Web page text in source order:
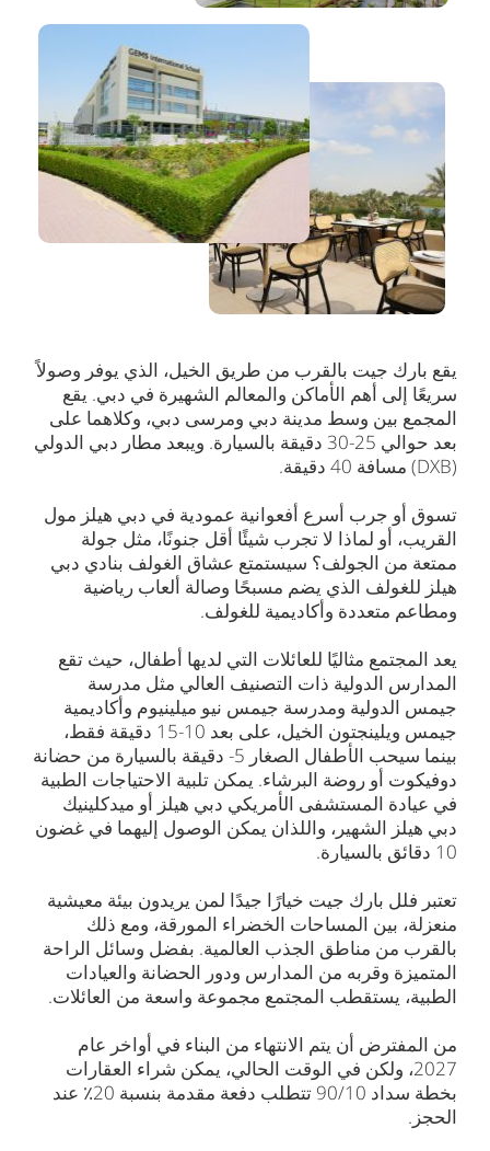
يقع بارك جيت بالقرب من طريق الخيل، الذي يوفر وصولاً
سريعًا إلى أهم الأماكن والمعالم الشهيرة في دبي. يقع
المجمع بين وسط مدينة دبي ومرسى دبي، وكلاهما على
بعد حوالي 25-30 دقيقة بالسيارة. ويبعد مطار دبي الدولي
(DXB) مسافة 40 دقيقة.
تسوق أو جرب أسرع أفعوانية عمودية في دبي هيلز مول
القريب، أو لماذا لا تجرب شيئًا أقل جنونًا، مثل جولة
ممتعة من الجولف؟ سيستمتع عشاق الغولف بنادي دبي
هيلز للغولف الذي يضم مسبحًا وصالة ألعاب رياضية
ومطاعم متعددة وأكاديمية للغولف.
يعد المجتمع مثاليًا للعائلات التي لديها أطفال، حيث تقع
المدارس الدولية ذات التصنيف العالي مثل مدرسة
جيمس الدولية ومدرسة جيمس نيو ميلينيوم وأكاديمية
جيمس ويلينجتون الخيل، على بعد 10-15 دقيقة فقط،
بينما سيحب الأطفال الصغار 5- دقيقة بالسيارة من حضانة
دوفيكوت أو روضة البرشاء. يمكن تلبية الاحتياجات الطبية
في عيادة المستشفى الأمريكي دبي هيلز أو ميدكلينيك
دبي هيلز الشهير، واللذان يمكن الوصول إليهما في غضون
10 دقائق بالسيارة.
تعتبر فلل بارك جيت خيارًا جيدًا لمن يريدون بيئة معيشية
منعزلة، بين المساحات الخضراء المورقة، ومع ذلك
بالقرب من مناطق الجذب العالمية. بفضل وسائل الراحة
المتميزة وقربه من المدارس ودور الحضانة والعيادات
الطبية، يستقطب المجتمع مجموعة واسعة من العائلات.
من المفترض أن يتم الانتهاء من البناء في أواخر عام
2027، ولكن في الوقت الحالي، يمكن شراء العقارات
بخطة سداد 90/10 تتطلب دفعة مقدمة بنسبة 20٪ عند
الحجز.